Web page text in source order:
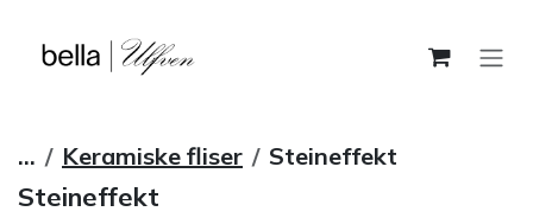
... Keramiske fliser Steineffekt
Steineffekt